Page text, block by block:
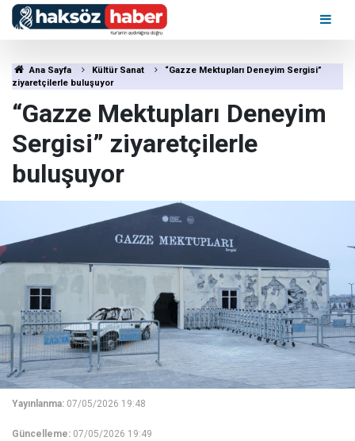
Ana Sayfa Kültür Sanat
“Gazze Mektupları Deneyim Sergisi”
ziyaretçilerle buluşuyor
“Gazze Mektupları Deneyim
Sergisi” ziyaretçilerle
buluşuyor
Yayınlanma: 07/05/2026 19:48
Güncelleme: 07/05/2026 19:49